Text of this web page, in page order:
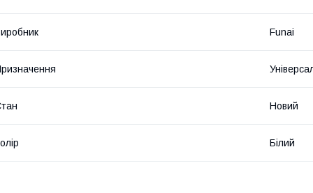
Funai
Новий
Білий